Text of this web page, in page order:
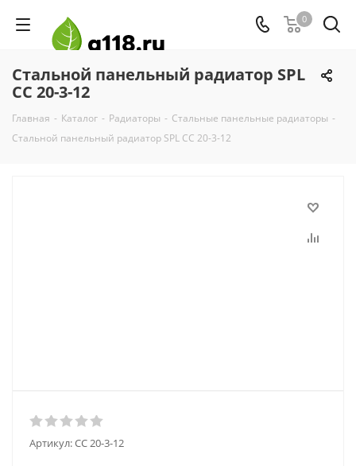
0
Стальной панельный радиатор SPL
CC 20-3-12
Главная - Каталог - Радиаторы - Стальные панельные радиаторы -
Стальной панельный радиатор SPL CC 20-3-12
Артикул:CC 20-3-12